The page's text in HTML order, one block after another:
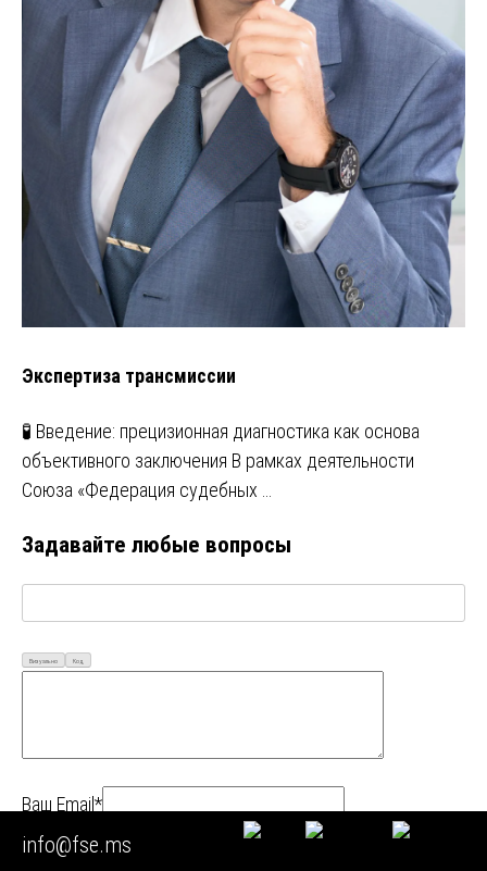
Экспертиза трансмиссии
🧪 Введение: прецизионная диагностика как основа
объективного заключения В рамках деятельности
Союза «Федерация судебных …
Задавайте любые вопросы
Визуально Код
Ваш Email*
Ваше имя*
info@fse.ms